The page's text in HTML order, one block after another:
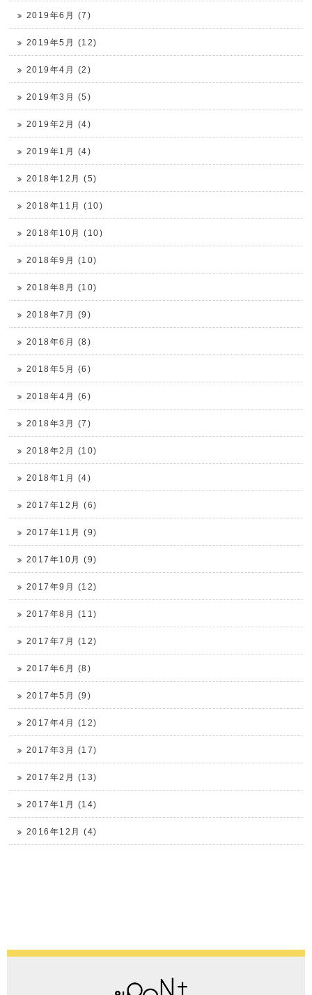
2019年6月 (7)
2019年5月 (12)
2019年4月 (2)
2019年3月 (5)
2019年2月 (4)
2019年1月 (4)
2018年12月 (5)
2018年11月 (10)
2018年10月 (10)
2018年9月 (10)
2018年8月 (10)
2018年7月 (9)
2018年6月 (8)
2018年5月 (6)
2018年4月 (6)
2018年3月 (7)
2018年2月 (10)
2018年1月 (4)
2017年12月 (6)
2017年11月 (9)
2017年10月 (9)
2017年9月 (12)
2017年8月 (11)
2017年7月 (12)
2017年6月 (8)
2017年5月 (9)
2017年4月 (12)
2017年3月 (17)
2017年2月 (13)
2017年1月 (14)
2016年12月 (4)